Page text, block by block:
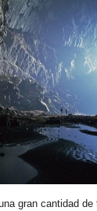
gran cantidad